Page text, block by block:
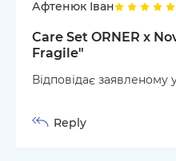
Афтенюк Іван
Care Set ORNER x
Fragile"
Відповідає заявленому
Reply